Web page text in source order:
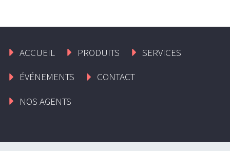
ACCUEIL PRODUITS
SERVICES
ÉVÉNEMENTS
CONTACT
NOS AGENTS